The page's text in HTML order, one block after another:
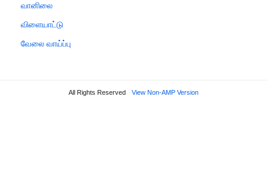
வானிலை
விளையாட்டு
வேலை வாய்ப்பு
All Rights Reserved View Non-AMP Version